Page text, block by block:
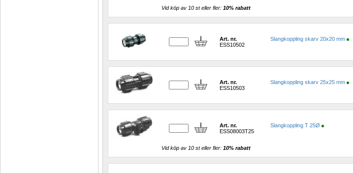
Vid köp av 10 st eller fler: 10% rabatt
Art. nr.
ESS10502
Slangkoppling skarv 20x20 mm
Art. nr.
ESS10503
Slangkoppling skarv 25x25 mm
Art. nr.
ESS08003T25
Slangkoppling T 25Ø
Vid köp av 10 st eller fler: 10% rabatt